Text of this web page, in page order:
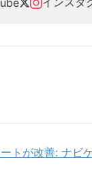
トが改善: ナビ